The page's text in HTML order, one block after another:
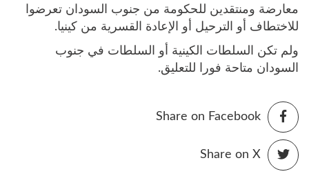
معارضة ومنتقدين للحكومة من جنوب السودان تعرضوا
للاختطاف أو الترحيل أو الإعادة القسرية من كينيا.
ولم تكن السلطات الكينية أو السلطات في جنوب
السودان متاحة فورا للتعليق.
Share on Facebook
Share on X